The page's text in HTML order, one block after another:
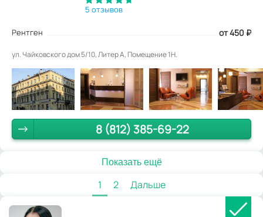
5 отзывов
Рентген от 450 ₽
ул. Чайковского дом 5/10, Литер А, Помещение 1Н.
8 (812) 385-69-22
Показать ещё
1 2 Дальше